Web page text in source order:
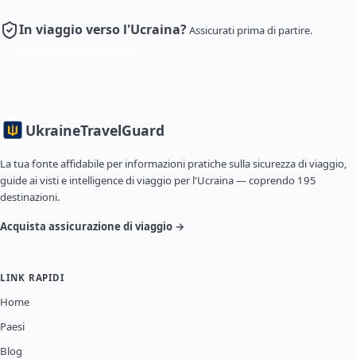
In viaggio verso l'Ucraina?Assicurati prima di partire.
UkraineTravelGuard
La tua fonte affidabile per informazioni pratiche sulla sicurezza di viaggio,
guide ai visti e intelligence di viaggio per l'Ucraina — coprendo 195
destinazioni.
Acquista assicurazione di viaggio →
LINK RAPIDI
Home
Paesi
Blog